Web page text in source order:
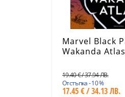
Marvel Black
Wakanda Atlas
19.40 € / 37.94 ЛВ.
Отстъпка - 10 %
17.45 € / 34.13 ЛВ.